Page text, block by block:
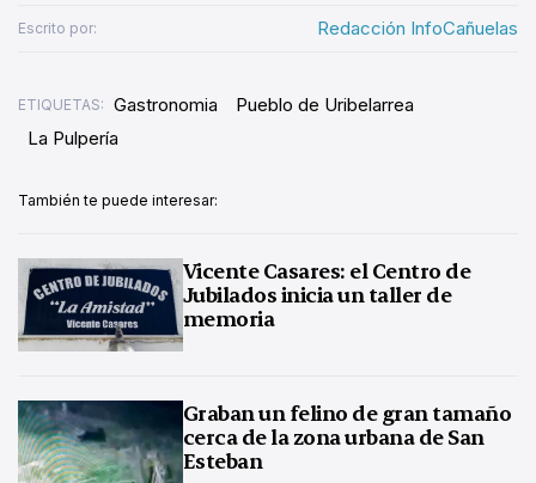
Escrito por: Redacción InfoCañuelas
ETIQUETAS: Gastronomia
Pueblo de Uribelarrea
La Pulpería
También te puede interesar:
Vicente Casares: el Centro de
Jubilados inicia un taller de
memoria
Graban un felino de gran tamaño
cerca de la zona urbana de San
Esteban